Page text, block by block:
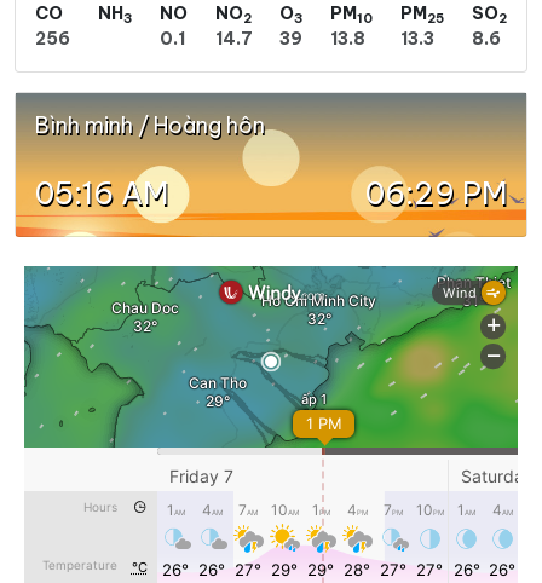
CO
256
NH3
NO
0.1
NO2
14.7
O3
39
PM10
13.8
PM25
13.3
SO2
8.6
Bình minh / Hoàng hôn
05:16 AM 06:29 PM